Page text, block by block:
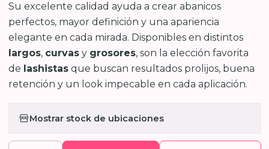
Su excelente calidad ayuda a crear abanicos
perfectos, mayor definición y una apariencia
elegante en cada mirada. Disponibles en distintos
largos, curvasy grosores, son la elección favorita
de lashistasque buscan resultados prolijos, buena
retención y un look impecable en cada aplicación.
Mostrar stock de ubicaciones